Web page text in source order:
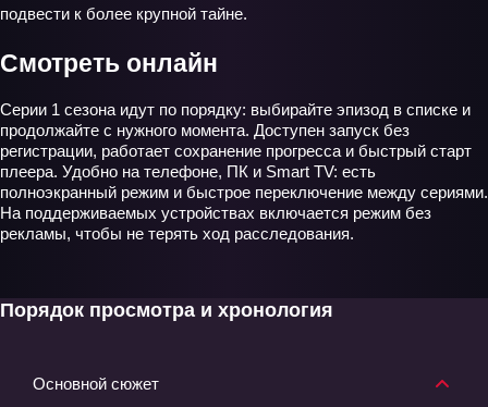
подвести к более крупной тайне.
Смотреть онлайн
Серии 1 сезона идут по порядку: выбирайте эпизод в списке и
продолжайте с нужного момента. Доступен запуск без
регистрации, работает сохранение прогресса и быстрый старт
плеера. Удобно на телефоне, ПК и Smart TV: есть
полноэкранный режим и быстрое переключение между сериями.
На поддерживаемых устройствах включается режим без
рекламы, чтобы не терять ход расследования.
Порядок просмотра и хронология
Основной сюжет